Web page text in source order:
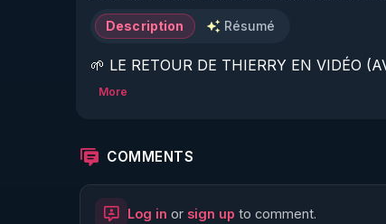
Description Résumé
🌱 LE RETOUR DE THIERRY EN VIDÉO
🌱 LE MAGAZINE RÉGÉNÈRE
http://rgnr.li/ymag
More
COMMENTS
Log in or sign up to comment.